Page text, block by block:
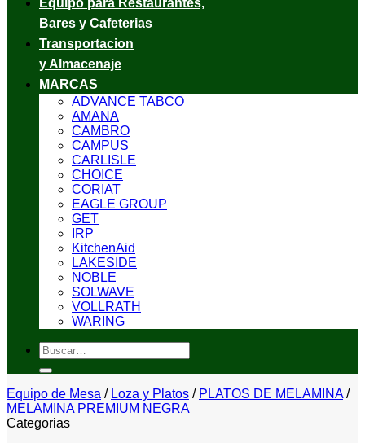
Equipo para Restaurantes,
Bares y Cafeterias
Transportacion
y Almacenaje
MARCAS
ADVANCE TABCO
AMANA
CAMBRO
CAMPUS
CARLISLE
CHOICE
CORIAT
EAGLE GROUP
GET
IRP
KitchenAid
LAKESIDE
NOBLE
SOLWAVE
VOLLRATH
WARING
Buscar
por:
Equipo de Mesa / Loza y Platos / PLATOS DE MELAMINA /
MELAMINA PREMIUM NEGRA
Categorias